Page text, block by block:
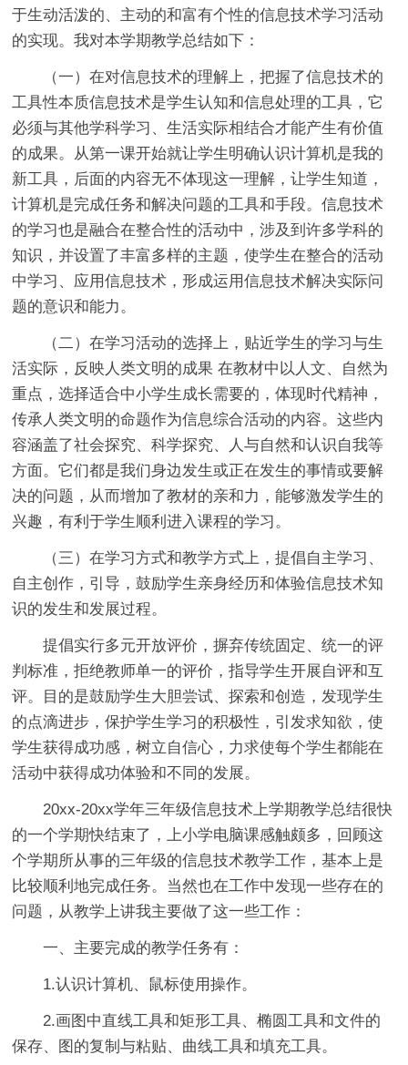
于生动活泼的、主动的和富有个性的信息技术学习活动
的实现。我对本学期教学总结如下：
（一）在对信息技术的理解上，把握了信息技术的
工具性本质信息技术是学生认知和信息处理的工具，它
必须与其他学科学习、生活实际相结合才能产生有价值
的成果。从第一课开始就让学生明确认识计算机是我的
新工具，后面的内容无不体现这一理解，让学生知道，
计算机是完成任务和解决问题的工具和手段。信息技术
的学习也是融合在整合性的活动中，涉及到许多学科的
知识，并设置了丰富多样的主题，使学生在整合的活动
中学习、应用信息技术，形成运用信息技术解决实际问
题的意识和能力。
（二）在学习活动的选择上，贴近学生的学习与生
活实际，反映人类文明的成果 在教材中以人文、自然为
重点，选择适合中小学生成长需要的，体现时代精神，
传承人类文明的命题作为信息综合活动的内容。这些内
容涵盖了社会探究、科学探究、人与自然和认识自我等
方面。它们都是我们身边发生或正在发生的事情或要解
决的问题，从而增加了教材的亲和力，能够激发学生的
兴趣，有利于学生顺利进入课程的学习。
（三）在学习方式和教学方式上，提倡自主学习、
自主创作，引导，鼓励学生亲身经历和体验信息技术知
识的发生和发展过程。
提倡实行多元开放评价，摒弃传统固定、统一的评
判标准，拒绝教师单一的评价，指导学生开展自评和互
评。目的是鼓励学生大胆尝试、探索和创造，发现学生
的点滴进步，保护学生学习的积极性，引发求知欲，使
学生获得成功感，树立自信心，力求使每个学生都能在
活动中获得成功体验和不同的发展。
20xx-20xx学年三年级信息技术上学期教学总结很快
的一个学期快结束了，上小学电脑课感触颇多，回顾这
个学期所从事的三年级的信息技术教学工作，基本上是
比较顺利地完成任务。当然也在工作中发现一些存在的
问题，从教学上讲我主要做了这一些工作：
一、主要完成的教学任务有：
1.认识计算机、鼠标使用操作。
2.画图中直线工具和矩形工具、椭圆工具和文件的
保存、图的复制与粘贴、曲线工具和填充工具。